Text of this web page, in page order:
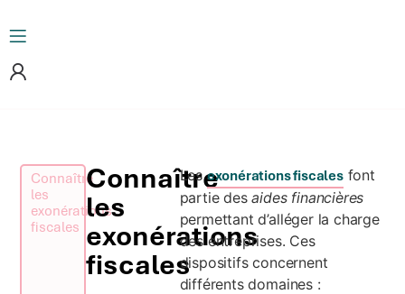
Connaître
les
exonérations
fiscales
Connaître
les
exonérations
fiscales
Lesexonérations fiscalesfont
partie desaides financières
permettant d’alléger la charge
des entreprises. Ces
dispositifs concernent
différents domaines :